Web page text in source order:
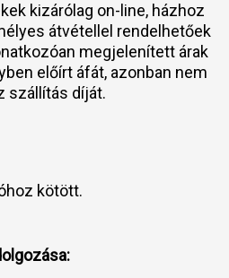
kizárólag on-line, házhoz
átvétellel rendelhetőek
megjelenített árak
előírt áfát, azonban nem
szállítás díját.
kötött.